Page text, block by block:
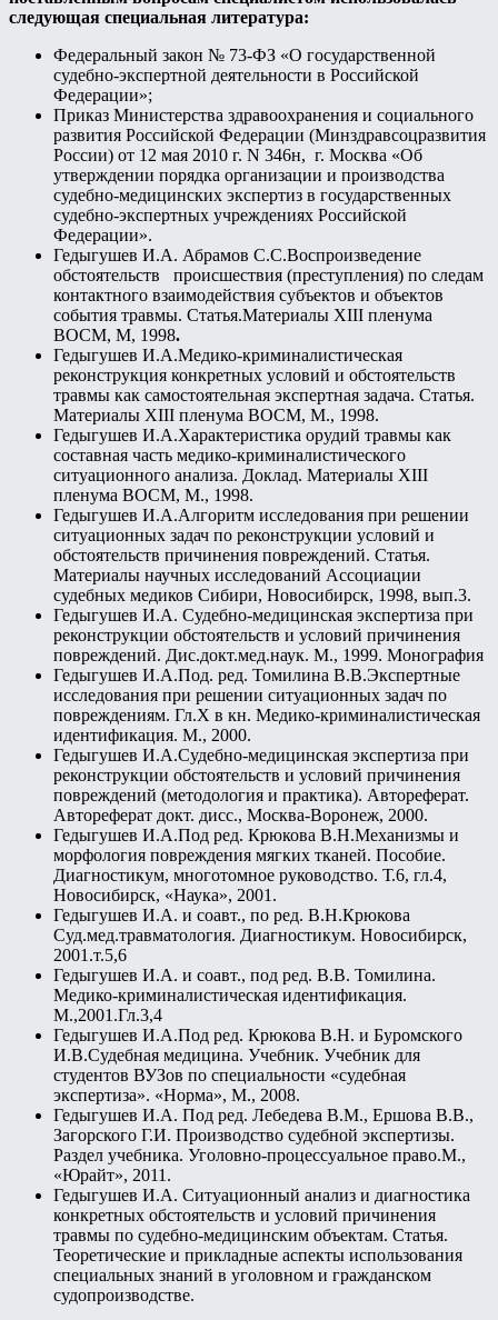
следующая специальная литература:
Федеральный закон № 73-ФЗ «О государственной
судебно-экспертной деятельности в Российской
Федерации»;
Приказ Министерства здравоохранения и социального
развития Российской Федерации (Минздравсоцразвития
России) от 12 мая 2010 г. N 346н, г. Москва «Об
утверждении порядка организации и производства
судебно-медицинских экспертиз в государственных
судебно-экспертных учреждениях Российской
Федерации».
Гедыгушев И.А. Абрамов С.С.Воспроизведение
обстоятельств происшествия (преступления) по следам
контактного взаимодействия субъектов и объектов
события травмы. Статья.Материалы XIII пленума
ВОСМ, М, 1998.
Гедыгушев И.А.Медико-криминалистическая
реконструкция конкретных условий и обстоятельств
травмы как самостоятельная экспертная задача. Статья.
Материалы XIII пленума ВОСМ, М., 1998.
Гедыгушев И.А.Характеристика орудий травмы как
составная часть медико-криминалистического
ситуационного анализа. Доклад. Материалы XIII
пленума ВОСМ, М., 1998.
Гедыгушев И.А.Алгоритм исследования при решении
ситуационных задач по реконструкции условий и
обстоятельств причинения повреждений. Статья.
Материалы научных исследований Ассоциации
судебных медиков Сибири, Новосибирск, 1998, вып.3.
Гедыгушев И.А. Судебно-медицинская экспертиза при
реконструкции обстоятельств и условий причинения
повреждений. Дис.докт.мед.наук. М., 1999. Монография
Гедыгушев И.А.Под. ред. Томилина В.В.Экспертные
исследования при решении ситуационных задач по
повреждениям. Гл.X в кн. Медико-криминалистическая
идентификация. М., 2000.
Гедыгушев И.А.Судебно-медицинская экспертиза при
реконструкции обстоятельств и условий причинения
повреждений (методология и практика). Автореферат.
Автореферат докт. дисс., Москва-Воронеж, 2000.
Гедыгушев И.А.Под ред. Крюкова В.Н.Механизмы и
морфология повреждения мягких тканей. Пособие.
Диагностикум, многотомное руководство. Т.6, гл.4,
Новосибирск, «Наука», 2001.
Гедыгушев И.А. и соавт., по ред. В.Н.Крюкова
Суд.мед.травматология. Диагностикум. Новосибирск,
2001.т.5,6
Гедыгушев И.А. и соавт., под ред. В.В. Томилина.
Медико-криминалистическая идентификация.
М.,2001.Гл.3,4
Гедыгушев И.А.Под ред. Крюкова В.Н. и Буромского
И.В.Судебная медицина. Учебник. Учебник для
студентов ВУЗов по специальности «судебная
экспертиза». «Норма», М., 2008.
Гедыгушев И.А. Под ред. Лебедева В.М., Ершова В.В.,
Загорского Г.И. Производство судебной экспертизы.
Раздел учебника. Уголовно-процессуальное право.М.,
«Юрайт», 2011.
Гедыгушев И.А. Ситуационный анализ и диагностика
конкретных обстоятельств и условий причинения
травмы по судебно-медицинским объектам. Статья.
Теоретические и прикладные аспекты использования
специальных знаний в уголовном и гражданском
судопроизводстве.